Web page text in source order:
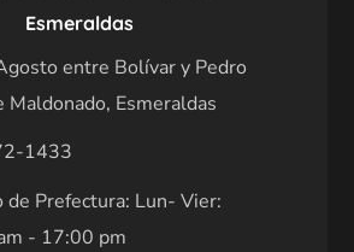
Esmeraldas
entre Bolívar y Pedro
Maldonado, Esmeraldas
1433
de Prefectura: Lun- Vier:
- 17:00 pm